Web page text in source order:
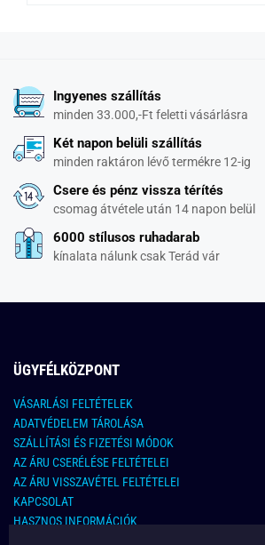
Ingyenes szállítás
minden 33.000,-Ft feletti vásárlásra
Két napon belüli szállítás
minden raktáron lévő termékre 12-ig
Csere és pénz vissza térítés
csomag átvétele után 14 napon belül
6000 stílusos ruhadarab
kínalata nálunk csak Terád vár
ÜGYFÉLKÖZPONT
VÁSARLÁSI FELTÉTELEK
ADATVÉDELEM TÁROLÁSA
SZÁLLÍTÁSI ÉS FIZETÉSI MÓDOK
AZ ÁRU CSERÉLÉSE FELTÉTELEI
AZ ÁRU VISSZAVÉTEL FELTÉTELEI
KAPCSOLAT
HASZNOS INFORMÁCIÓK